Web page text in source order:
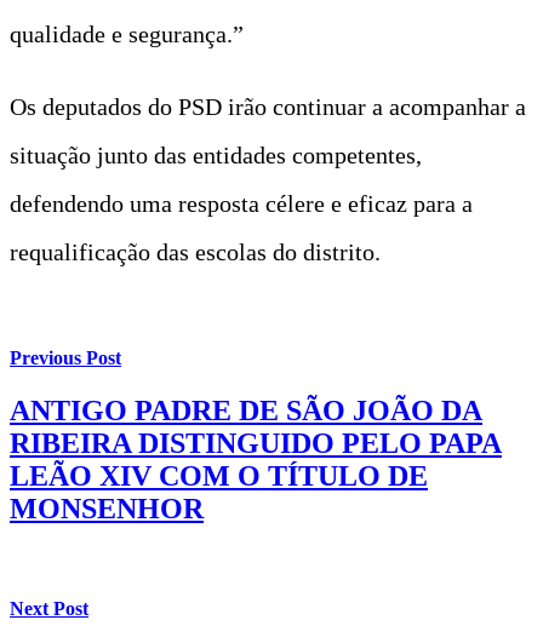
qualidade e segurança.”
Os deputados do PSD irão continuar a acompanhar a
situação junto das entidades competentes,
defendendo uma resposta célere e eficaz para a
requalificação das escolas do distrito.
Previous Post
ANTIGO PADRE DE SÃO JOÃO DA
RIBEIRA DISTINGUIDO PELO PAPA
LEÃO XIV COM O TÍTULO DE
MONSENHOR
Next Post